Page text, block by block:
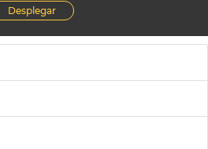
Desplegar